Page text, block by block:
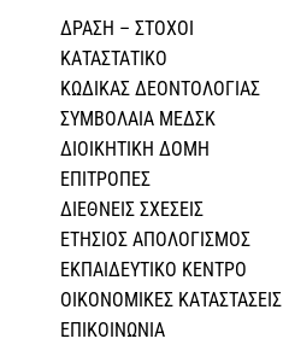
ΔΡΑΣΗ – ΣΤΟΧΟΙ
ΚΑΤΑΣΤΑΤΙΚΟ
ΚΩΔΙΚΑΣ ΔΕΟΝΤΟΛΟΓΙΑΣ
ΣΥΜΒΟΛΑΙΑ ΜΕΔΣΚ
ΔΙΟΙΚΗΤΙΚΗ ΔΟΜΗ
ΕΠΙΤΡΟΠΕΣ
ΔΙΕΘΝΕΙΣ ΣΧΕΣEIΣ
ΕΤΗΣΙΟΣ ΑΠΟΛΟΓΙΣΜΟΣ
ΕΚΠΑΙΔΕΥΤΙΚΟ ΚΕΝΤΡΟ
ΟΙΚΟΝΟΜΙΚΕΣ ΚΑΤΑΣΤΑΣΕΙΣ
ΕΠΙΚΟΙΝΩΝΙΑ